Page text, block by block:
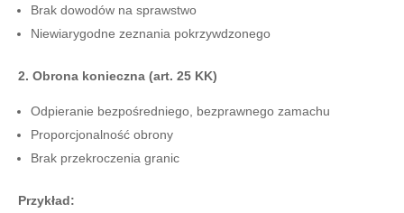
Brak dowodów na sprawstwo
Niewiarygodne zeznania pokrzywdzonego
2. Obrona konieczna (art. 25 KK)
Odpieranie bezpośredniego, bezprawnego zamachu
Proporcjonalność obrony
Brak przekroczenia granic
Przykład: